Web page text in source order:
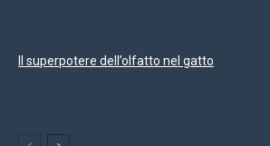
Il superpotere dell’olfatto nel gatto